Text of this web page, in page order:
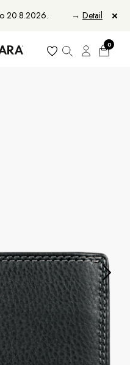
20.8.2026. → Detail
Kara klub
Zľavy
0